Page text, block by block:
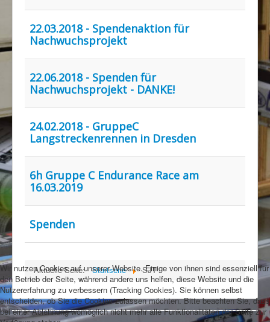
Rechtliches
Rennbahn mieten!
22.03.2018 - Spendenaktion für
Nachwuchsprojekt
22.06.2018 - Spenden für
Nachwuchsprojekt - DANKE!
24.02.2018 - GruppeC
Langstreckenrennen in Dresden
6h Gruppe C Endurance Race am
16.03.2019
Spenden
Aktuelle Seite: Startseite SJT
Wir nutzen Cookies auf unserer Website. Einige von ihnen sind essenziell für
den Betrieb der Seite, während andere uns helfen, diese Website und die
Nutzererfahrung zu verbessern (Tracking Cookies). Sie können selbst
entscheiden, ob Sie die Cookies zulassen möchten. Bitte beachten Sie, dass
bei einer Ablehnung womöglich nicht mehr alle Funktionalitäten der Seite zur